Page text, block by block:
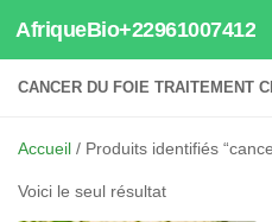
Au dessous du contenu
AfriqueBio+22961007412
CANCER DU FOIE TRAITEMENT
Accueil / Produits identifiés
Voici le seul résultat